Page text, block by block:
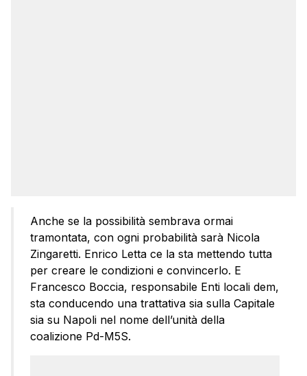
Anche se la possibilità sembrava ormai
tramontata, con ogni probabilità sarà Nicola
Zingaretti. Enrico Letta ce la sta mettendo tutta
per creare le condizioni e convincerlo. E
Francesco Boccia, responsabile Enti locali dem,
sta conducendo una trattativa sia sulla Capitale
sia su Napoli nel nome dell’unità della
coalizione Pd-M5S.